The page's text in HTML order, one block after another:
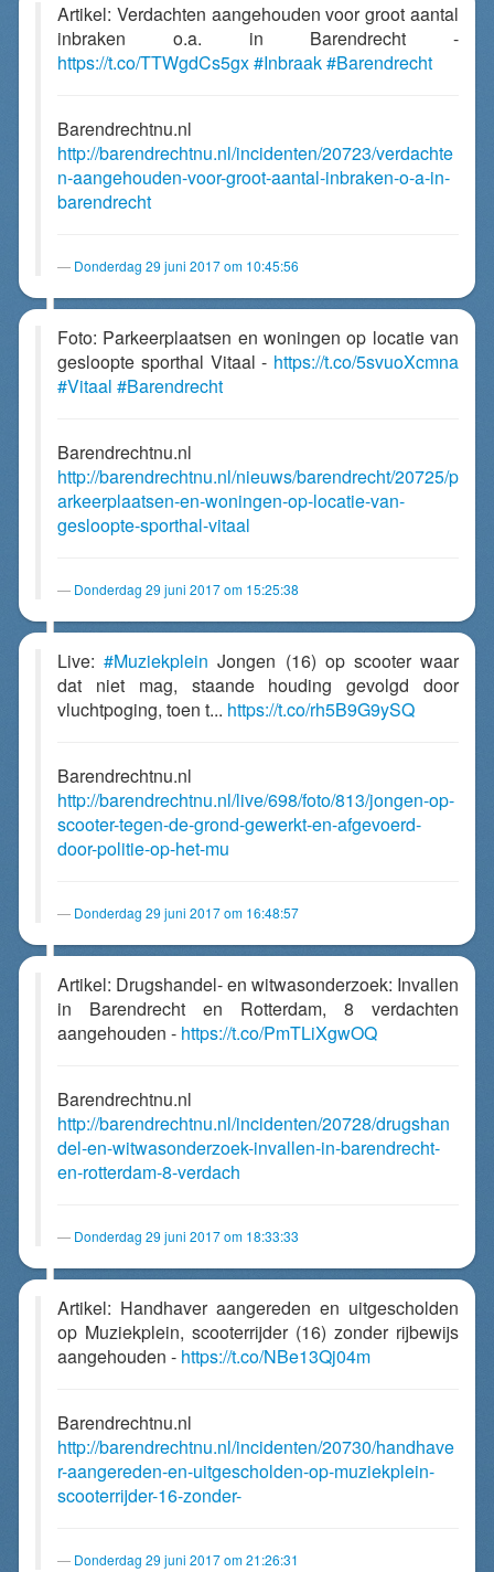
Artikel: Verdachten aangehouden voor groot aantal
inbraken o.a. in Barendrecht -
https://t.co/TTWgdCs5gx#Inbraak#Barendrecht
Barendrechtnu.nl
http://barendrechtnu.nl/incidenten/20723/verdachte
n-aangehouden-voor-groot-aantal-inbraken-o-a-in-
barendrecht
Donderdag 29 juni 2017 om 10:45:56
Foto: Parkeerplaatsen en woningen op locatie van
gesloopte sporthal Vitaal - https://t.co/5svuoXcmna
#Vitaal #Barendrecht
Barendrechtnu.nl
http://barendrechtnu.nl/nieuws/barendrecht/20725/p
arkeerplaatsen-en-woningen-op-locatie-van-
gesloopte-sporthal-vitaal
Donderdag 29 juni 2017 om 15:25:38
Live:#Muziekplein Jongen (16) op scooter waar
dat niet mag, staande houding gevolgd door
vluchtpoging, toen t... https://t.co/rh5B9G9ySQ
Barendrechtnu.nl
http://barendrechtnu.nl/live/698/foto/813/jongen-op-
scooter-tegen-de-grond-gewerkt-en-afgevoerd-
door-politie-op-het-mu
Donderdag 29 juni 2017 om 16:48:57
Artikel: Drugshandel- en witwasonderzoek: Invallen
in Barendrecht en Rotterdam, 8 verdachten
aangehouden - https://t.co/PmTLiXgwOQ
Barendrechtnu.nl
http://barendrechtnu.nl/incidenten/20728/drugshan
del-en-witwasonderzoek-invallen-in-barendrecht-
en-rotterdam-8-verdach
Donderdag 29 juni 2017 om 18:33:33
Artikel: Handhaver aangereden en uitgescholden
op Muziekplein, scooterrijder (16) zonder rijbewijs
aangehouden - https://t.co/NBe13Qj04m
Barendrechtnu.nl
http://barendrechtnu.nl/incidenten/20730/handhave
r-aangereden-en-uitgescholden-op-muziekplein-
scooterrijder-16-zonder-
Donderdag 29 juni 2017 om 21:26:31